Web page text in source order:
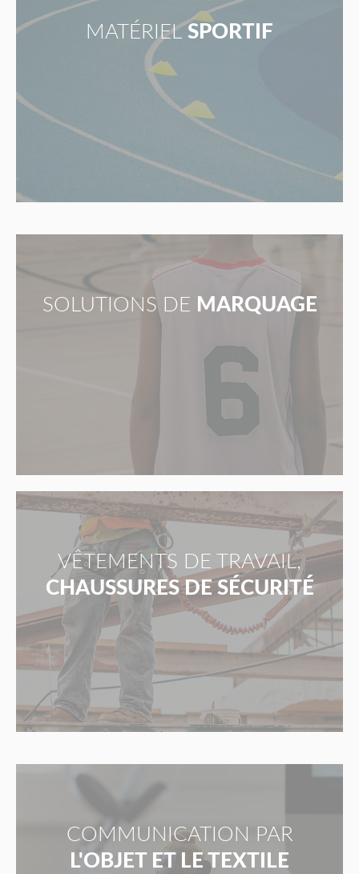
MATÉRIEL SPORTIF
SOLUTIONS DE MARQUAGE
VÊTEMENTS DE TRAVAIL,
CHAUSSURES DE SÉCURITÉ
COMMUNICATION PAR
L'OBJET ET LE TEXTILE